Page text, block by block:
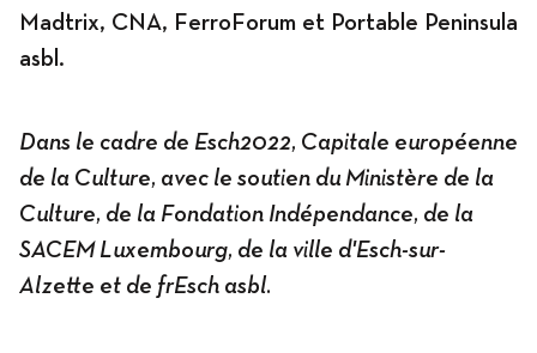
Madtrix, CNA, FerroForum et Portable Peninsula
asbl.
Dans le cadre de Esch2022, Capitale européenne
de la Culture, avec le soutien du Ministère de la
Culture, de la Fondation Indépendance, de la
SACEM Luxembourg, de la ville d'Esch-sur-
Alzette et de frEsch asbl.